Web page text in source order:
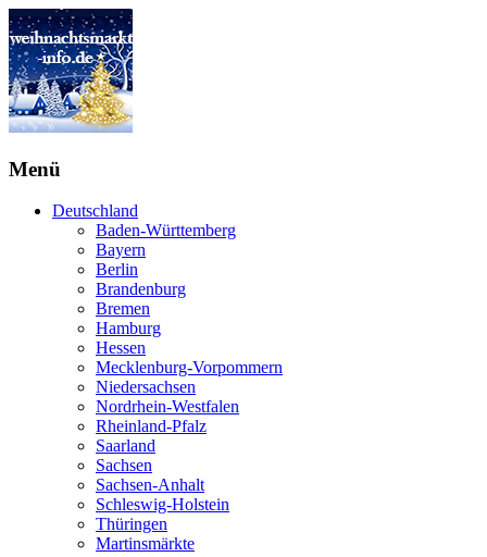
Menü
Deutschland
Baden-Württemberg
Bayern
Berlin
Brandenburg
Bremen
Hamburg
Hessen
Mecklenburg-Vorpommern
Niedersachsen
Nordrhein-Westfalen
Rheinland-Pfalz
Saarland
Sachsen
Sachsen-Anhalt
Schleswig-Holstein
Thüringen
Martinsmärkte